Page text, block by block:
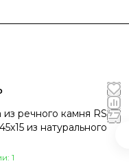
из речного камня RS-
из натурального
1